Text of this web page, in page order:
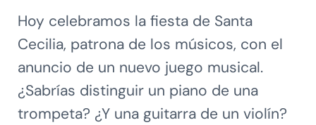
Hoy celebramos la fiesta de Santa
Cecilia, patrona de los músicos, con el
anuncio de un nuevo juego musical.
¿Sabrías distinguir un piano de una
trompeta? ¿Y una guitarra de un violín?